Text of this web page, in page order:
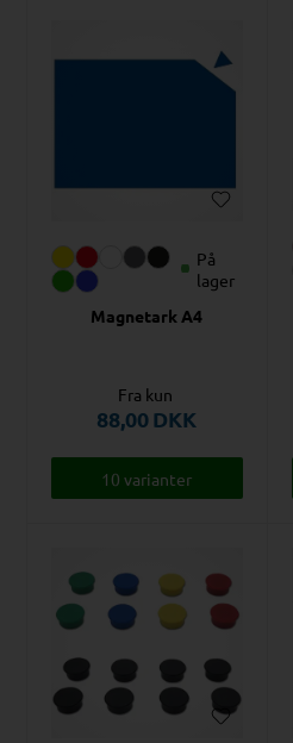
På
lager
Magnetark A4
Fra kun
88,00DKK
10 varianter